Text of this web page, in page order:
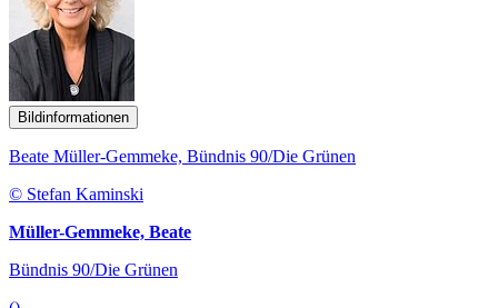
Bildinformationen
Beate Müller-Gemmeke, Bündnis 90/Die Grünen
© Stefan Kaminski
Müller-Gemmeke, Beate
Bündnis 90/Die Grünen